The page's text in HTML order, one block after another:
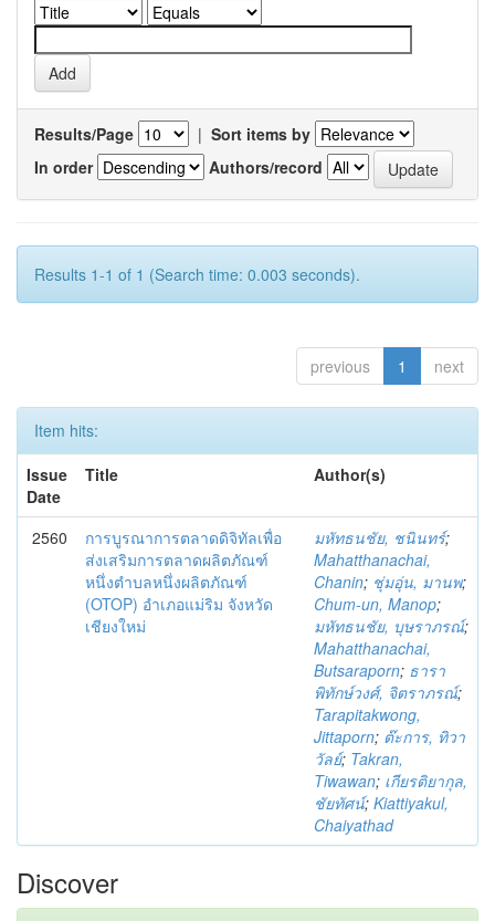
Results/Page | Sort items by
In order
Authors/record
Results 1-1 of 1 (Search time: 0.003 seconds).
previous 1 next
Item hits:
Issue
Date
Title Author(s)
2560
การบูรณาการตลาดดิจิทัลเพื่อ
ส่งเสริมการตลาดผลิตภัณฑ์
หนึ่งตำบลหนึ่งผลิตภัณฑ์
(OTOP) อำเภอแม่ริม จังหวัด
เชียงใหม่
มหัทธนชัย, ชนินทร์;
Mahatthanachai,
Chanin; ชุ่มอุ่น, มานพ;
Chum-un, Manop;
มหัทธนชัย, บุษราภรณ์;
Mahatthanachai,
Butsaraporn; ธารา
พิทักษ์วงศ์, จิตราภรณ์;
Tarapitakwong,
Jittaporn; ต๊ะการ, ทิวา
วัลย์; Takran,
Tiwawan; เกียรติยากุล,
ชัยทัศน์; Kiattiyakul,
Chaiyathad
Discover